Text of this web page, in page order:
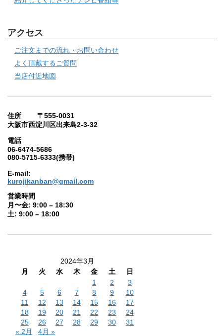
アクセス
ご注文までの流れ・お問い合わせ
よく頂戴するご質問
当店付近地図
住所 〒555-0031
大阪市西淀川区出来島2-3-32
電話
06-6474-5686
080-5715-6333(携帯)
E-mail:
kurojikanban@gmail.com
営業時間
月〜金: 9:00 – 18:30
土: 9:00 – 18:00
2024年3月
月
火 水 木 金 土
日
1
2
3
4
5 6 7 8 9
10
11
12 13 14 15 16
17
18
19 20 21 22 23
24
25
26 27 28 29 30
31
« 2月
4月 »